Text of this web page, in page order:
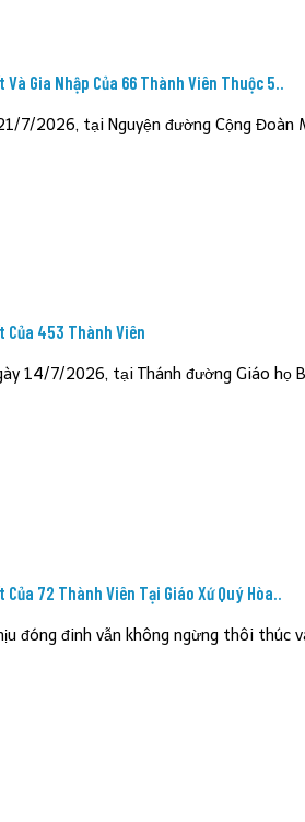
Và Gia Nhập Của 66 Thành Viên Thuộc 5..
7/2026, tại Nguyện đường Cộng Đoàn
Của 453 Thành Viên
14/7/2026, tại Thánh đường Giáo họ
Của 72 Thành Viên Tại Giáo Xứ Quý Hòa..
đóng đinh vẫn không ngừng thôi thúc